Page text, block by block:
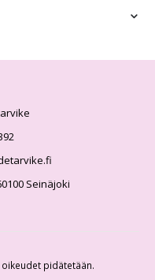
Seinäjoki
pidätetään.